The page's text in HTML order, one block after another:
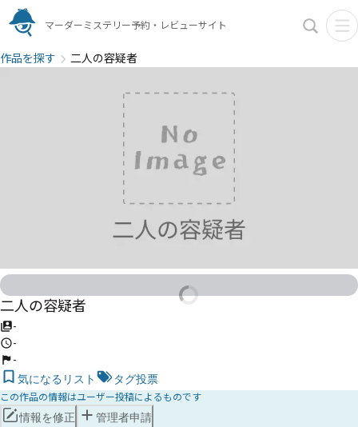
マーダーミステリー予約・レビューサイト
作品を探す 二人の容疑者
二人の容疑者
-
-
-
気になるリスト タグ投票
この作品の情報はユーザー投稿によるものです
情報を修正 管理者申請